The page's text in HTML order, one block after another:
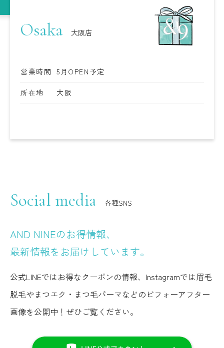
Osaka 大阪店
営業時間 5月OPEN予定
所在地 大阪
Social media 各種SNS
AND NINEのお得情報、
最新情報をお届けしています。
公式LINEではお得なクーポンの情報、Instagramでは眉毛
脱毛やまつエク・まつ毛パーマなどのビフォーアフター
画像を公開中！ぜひご覧ください。